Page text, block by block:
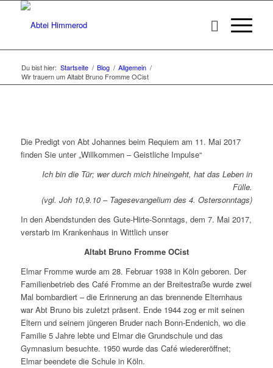
Du bist hier: Startseite / Blog / Allgemein /
Wir trauern um Altabt Bruno Fromme OCist
Die Predigt von Abt Johannes beim Requiem am 11. Mai 2017
finden Sie unter „Willkommen – Geistliche Impulse“
Ich bin die Tür; wer durch mich hineingeht, hat das Leben in
Fülle.
(vgl. Joh 10,9.10 – Tagesevangelium des 4. Ostersonntags)
In den Abendstunden des Gute-Hirte-Sonntags, dem 7. Mai 2017,
verstarb im Krankenhaus in Wittlich unser
Altabt Bruno Fromme OCist
Elmar Fromme wurde am 28. Februar 1938 in Köln geboren. Der
Familienbetrieb des Café Fromme an der Breitestraße wurde zwei
Mal bombardiert – die Erinnerung an das brennende Elternhaus
war Abt Bruno bis zuletzt präsent. Ende 1944 zog er mit seinen
Eltern und seinem jüngeren Bruder nach Bonn-Endenich, wo die
Familie 5 Jahre lebte und Elmar die Grundschule und das
Gymnasium besuchte. 1950 wurde das Café wiedereröffnet;
Elmar beendete die Schule in Köln.